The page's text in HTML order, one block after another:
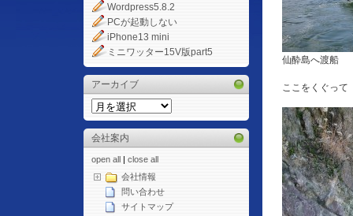
Wordpress5.8.2
PCが起動しない
iPhone13 mini
ミニワッター15V版part5
アーカイブ
会社案内
open all | close all
会社情報
問い合わせ
サイトマップ
仙酔島へ渡船
ここをくぐって